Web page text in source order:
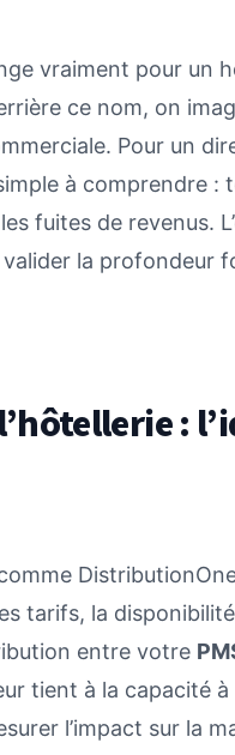
vraiment pour un
ce nom, on
Pour un
à comprendre
fuites de revenus.
la profondeur
:
tarifs, la
entre votre
tient à la capacité
l’impact sur la